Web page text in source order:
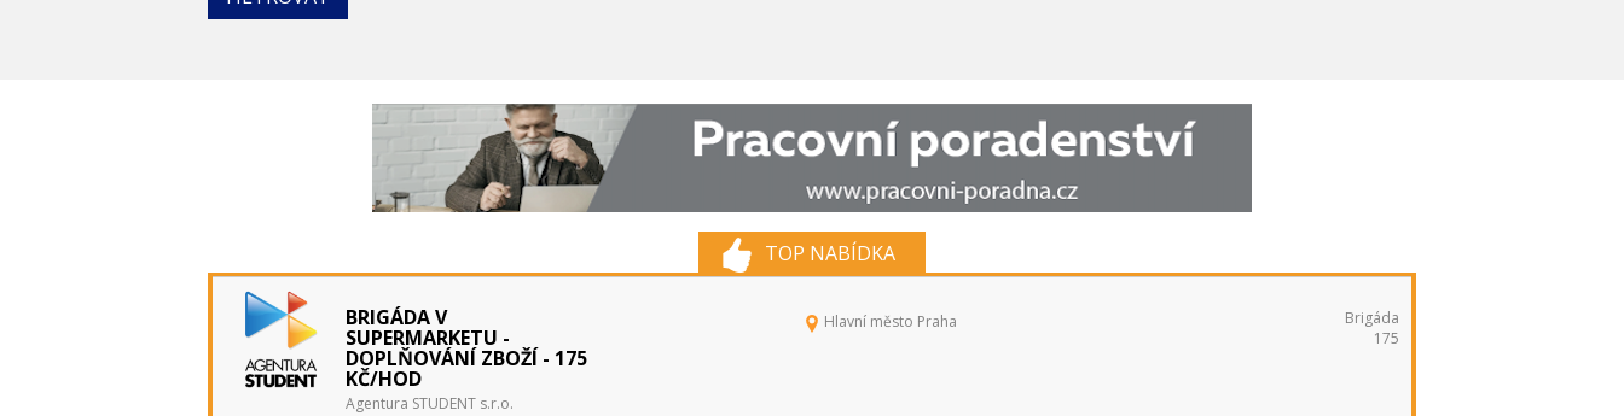
TOP NABÍDKA
BRIGÁDA V
SUPERMARKETU -
DOPLŇOVÁNÍ ZBOŽÍ - 175
KČ/HOD
Agentura STUDENT s.r.o.
Hlavní město Praha
Brigáda
175